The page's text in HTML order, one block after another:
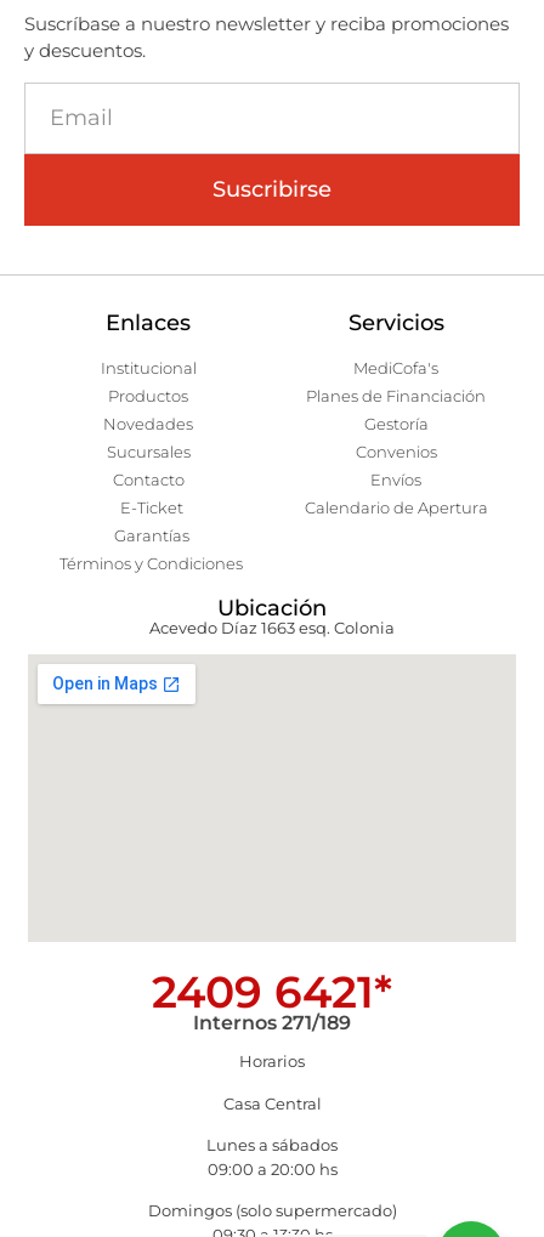
Suscríbase a nuestro newsletter y reciba promociones
y descuentos.
Suscribirse
Enlaces
Institucional
Productos
Novedades
Sucursales
Contacto
E-Ticket
Garantías
Términos y Condiciones
Servicios
MediCofa's
Planes de Financiación
Gestoría
Convenios
Envíos
Calendario de Apertura
Ubicación
Acevedo Díaz 1663 esq. Colonia
2409 6421*
Internos 271/189
Horarios
Casa Central
Lunes a sábados
09:00 a 20:00 hs
Domingos (solo supermercado)